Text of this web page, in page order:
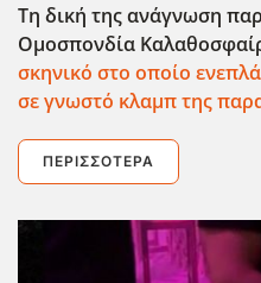
Τη δική της ανάγνωση
Ομοσπονδία
σκηνικό στο οποίο
σε γνωστό κλαμπ της
ΠΕΡΙΣΣΌΤΕΡΑ